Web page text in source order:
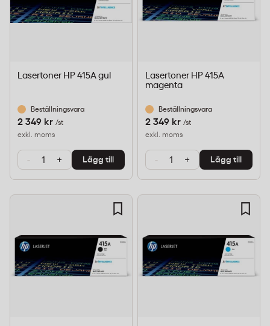
Lasertoner HP 415A gul
Beställningsvara
2 349 kr /st
exkl. moms
- + Lägg till
Lasertoner HP 415A
magenta
Beställningsvara
2 349 kr /st
exkl. moms
- + Lägg till